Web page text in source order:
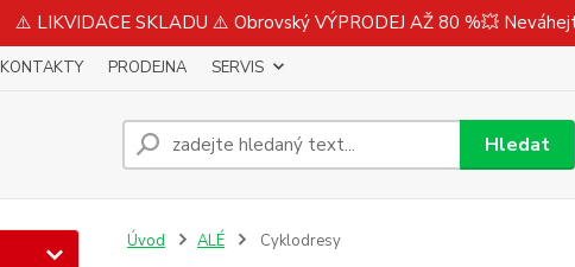
⚠️ LIKVIDACE SKLADU ⚠️ Obrovský VÝPRODEJ AŽ 80 %💥
KONTAKTY PRODEJNA SERVIS
Hledat
Úvod ALÉ Cyklodresy